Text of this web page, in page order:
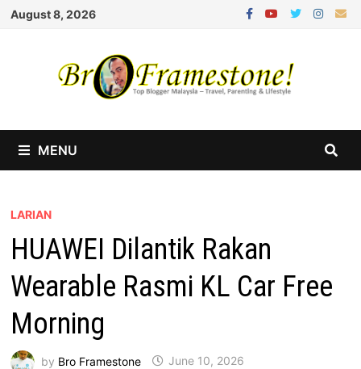
Skip
August 8, 2026
MENU
LARIAN
HUAWEI Dilantik Rakan
Wearable Rasmi KL Car Free
Morning
by Bro Framestone June 10, 2026